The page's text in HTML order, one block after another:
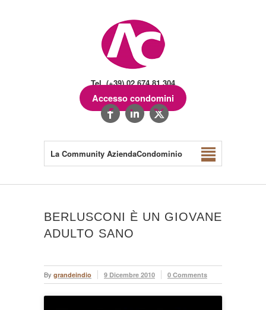
Tel. (+39) 02.674.81.304
Accesso condomini
La Community AziendaCondominio
BERLUSCONI È UN GIOVANE
ADULTO SANO
By grandeindio 9 Dicembre 2010 0 Comments